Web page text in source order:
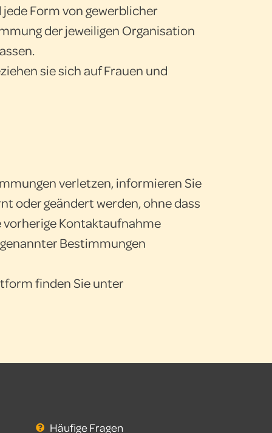
Form von gewerblicher
der jeweiligen Organisation
sie sich auf Frauen und
verletzen, informieren Sie
oder geändert werden, ohne dass
vorherige Kontaktaufnahme
Bestimmungen
finden Sie unter
Häufige Fragen